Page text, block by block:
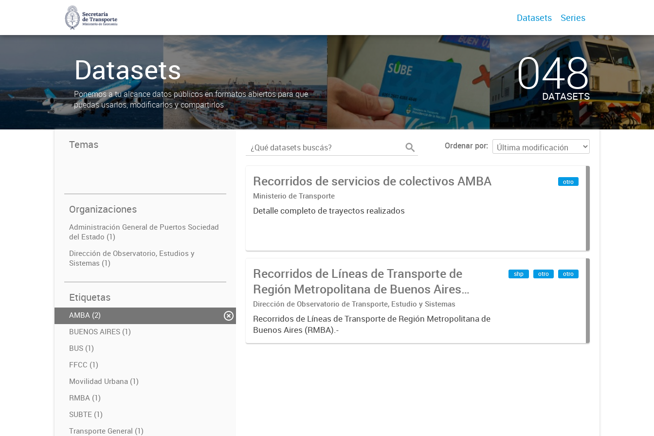
Datasets Series
Datasets
Ponemos a tu alcance datos públicos en formatos abiertos para que
puedas usarlos, modificarlos y compartirlos
048
DATASETS
Temas
Organizaciones
Administración General de Puertos Sociedad
del Estado (1)
Dirección de Observatorio, Estudios y
Sistemas (1)
Etiquetas
AMBA (2)
BUENOS AIRES (1)
BUS (1)
FFCC (1)
Movilidad Urbana (1)
RMBA (1)
SUBTE (1)
Transporte General (1)
Ordenar por
Recorridos de servicios de colectivos AMBA
Ministerio de Transporte
Detalle completo de trayectos realizados
otro
Recorridos de Líneas de Transporte de
Región Metropolitana de Buenos Aires
(RMBA)
Dirección de Observatorio de Transporte, Estudio y Sistemas
Recorridos de Líneas de Transporte de Región Metropolitana de
Buenos Aires (RMBA).-
shp otro otro